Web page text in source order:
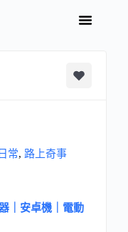
常, 路上奇事
｜安卓機｜電動